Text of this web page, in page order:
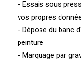
- Essais sous
vos propres
- Dépose du banc
peinture
- Marquage par